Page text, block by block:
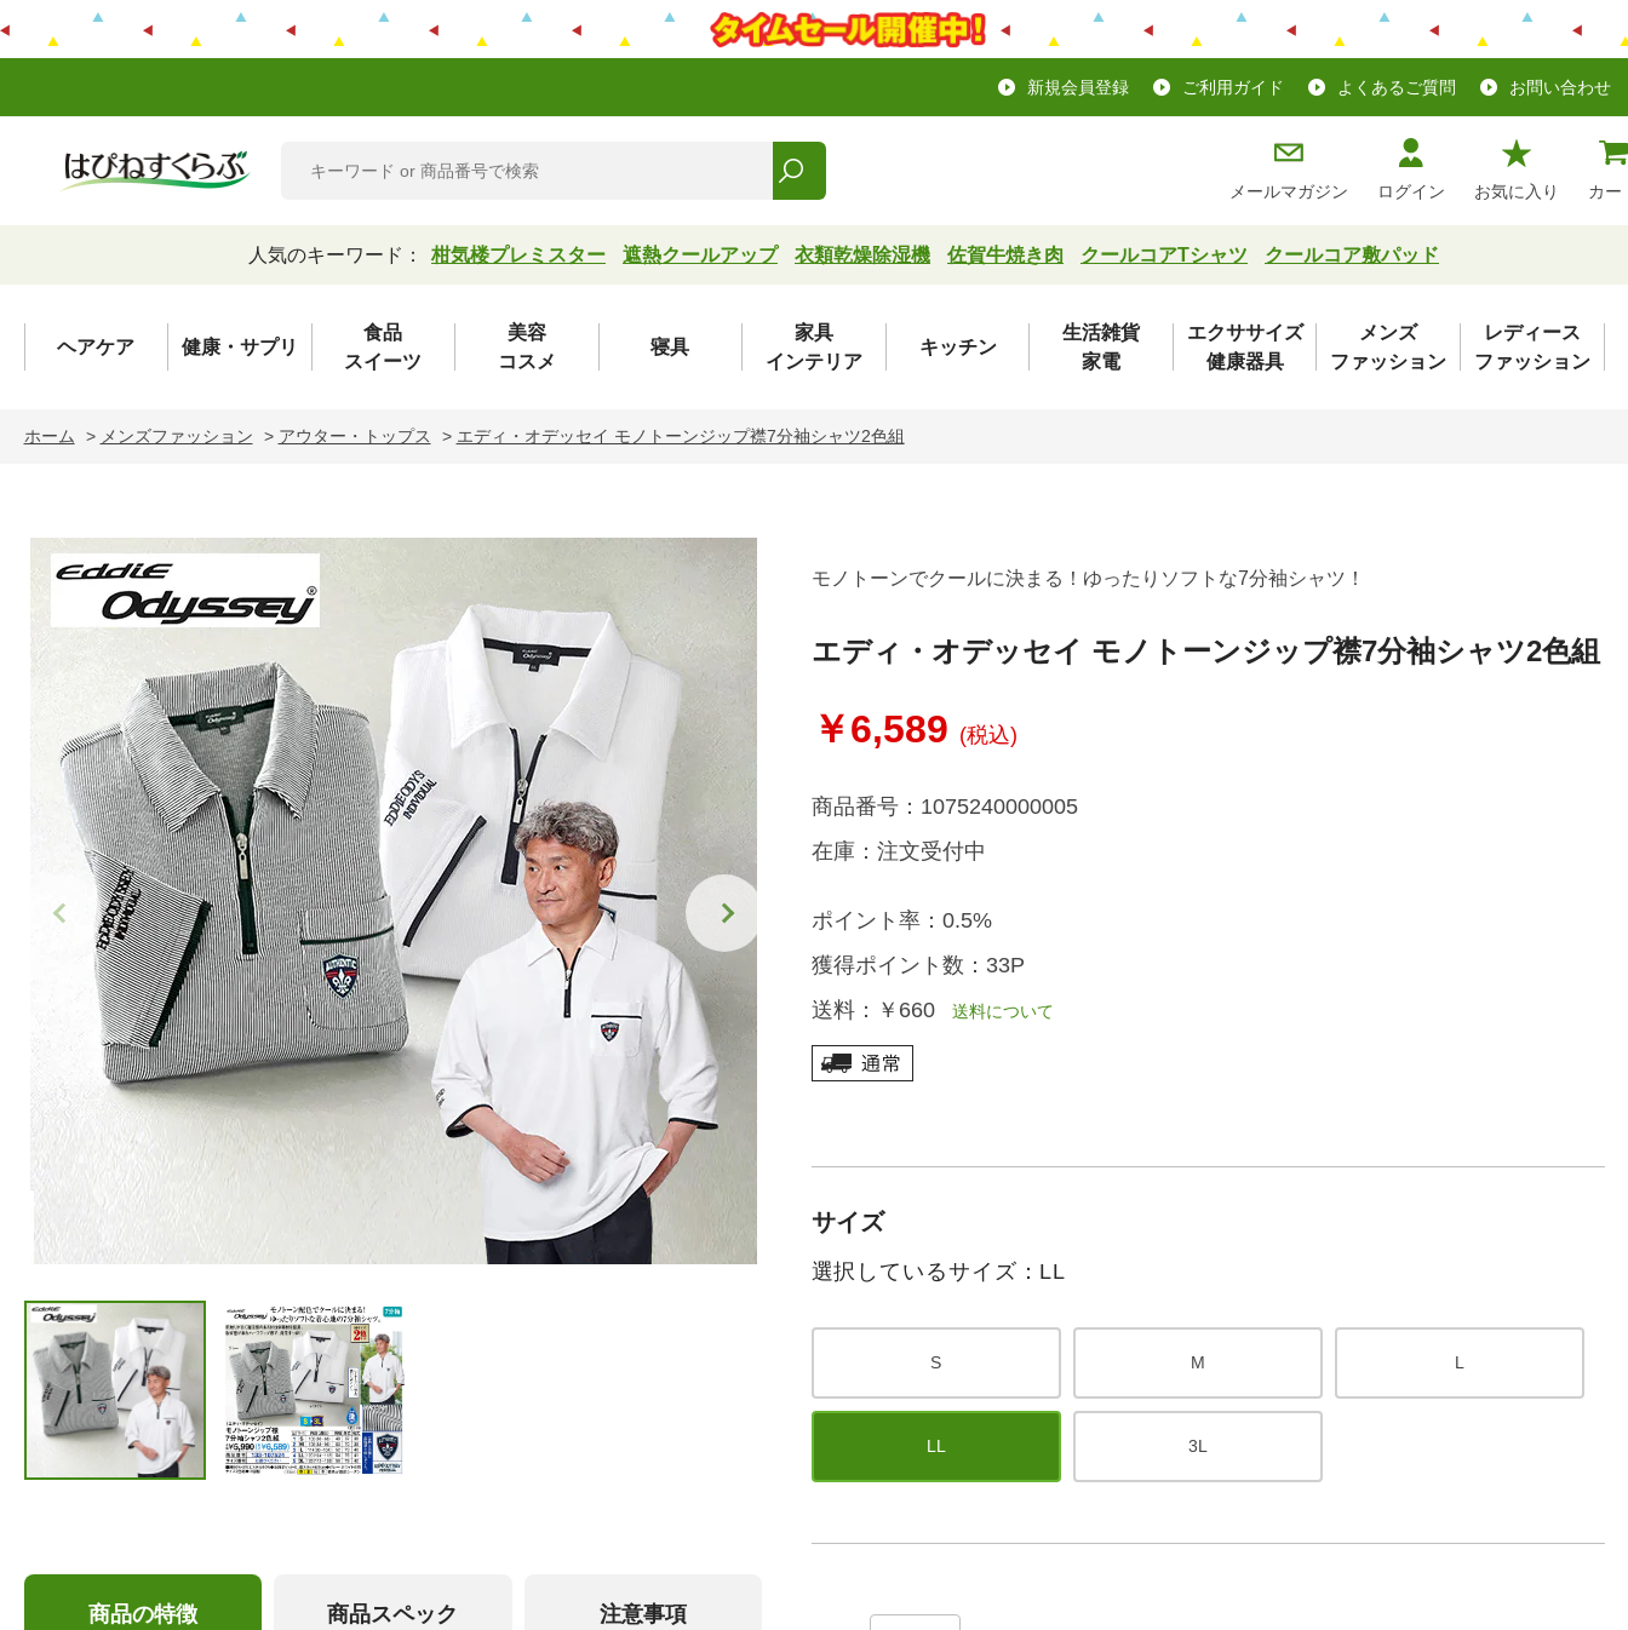
新規会員登録 ご利用ガイド よくあるご質問 お問い合わせ
メールマガジン ログイン お気に入り カー
人気のキーワード： 柑気楼プレミスター 遮熱クールアップ 衣類乾燥除湿機 佐賀牛焼き肉 クールコアTシャツ クールコア敷パッド
ヘアケア 健康・サプリ
食品
スイーツ
美容
コスメ
寝具
家具
インテリア
キッチン
生活雑貨
家電
エクササイズ
健康器具
メンズ
ファッション
レディース
ファッション
ホーム > メンズファッション > アウター・トップス > エディ・オデッセイ モノトーンジップ襟7分袖シャツ2色組
商品の特徴 商品スペック 注意事項
モノトーンでクールに決まる！ゆったりソフトな7分袖シャツ！
エディ・オデッセイ モノトーンジップ襟7分袖シャツ2色組
￥6,589 (税込)
商品番号： 1075240000005
在庫： 注文受付中
ポイント率： 0.5%
獲得ポイント数： 33P
送料： ￥660送料について
サイズ
選択しているサイズ：LL
S M L
LL 3L